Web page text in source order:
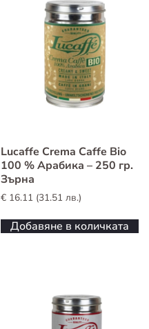
Lucaffe Crema Caffe Bio
100 % Арабика – 250 гр.
Зърна
€16.11 (31.51 лв.)
Добавяне в количката